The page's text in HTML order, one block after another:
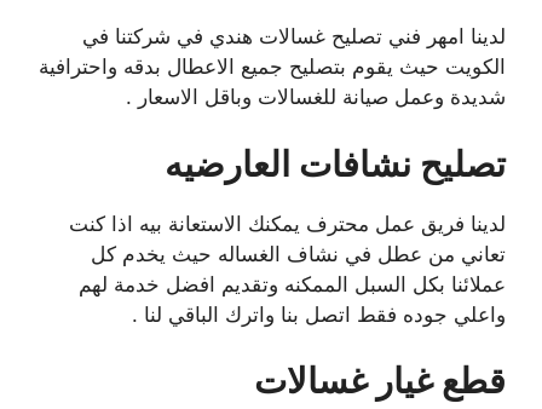
لدينا امهر فني تصليح غسالات هندي في شركتنا في
الكويت حيث يقوم بتصليح جميع الاعطال بدقه واحترافية
شديدة وعمل صيانة للغسالات وباقل الاسعار .
تصليح نشافات العارضيه
لدينا فريق عمل محترف يمكنك الاستعانة بيه اذا كنت
تعاني من عطل في نشاف الغساله حيث يخدم كل
عملائنا بكل السبل الممكنه وتقديم افضل خدمة لهم
واعلي جوده فقط اتصل بنا واترك الباقي لنا .
قطع غيار غسالات